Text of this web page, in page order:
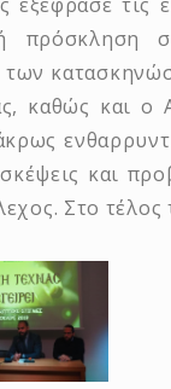
καθώς και ο
και
Στο